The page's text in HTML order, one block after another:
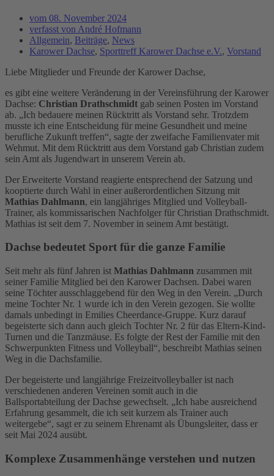
vom 08. November 2024
verfasst von André Hofmann
Allgemein, Beiträge, News
Karower Dachse, Sporttreff Karower Dachse e.V., Vorstand
Liebe Mitglieder und Freunde der Karower Dachse,
es gibt eine weitere Veränderung in der Vereinsführung der Karower
Dachse: Christian Drathschmidt gab seinen Posten im Vorstand
ab. „Ich bedauere meinen Rücktritt als Vorstand sehr. Trotzdem
musste ich eine Entscheidung für meine Gesundheit und meine
berufliche Zukunft treffen“, sagte der zweifache Familienvater mit
Wehmut. Mit dem Rücktritt aus dem Vorstand gab Christian zudem
sein Amt als Jugendwart in unserem Verein ab.
Der Erweiterte Vorstand reagierte entsprechend der Satzung und
kooptierte durch Wahl in einer außerordentlichen Sitzung mit
Mathias Dahlmann, ein langjähriges Mitglied und Volleyball-
Trainer, als kommissarischen Nachfolger für Christian Drathschmidt.
Mathias ist seit dem 7. November in seinem Amt bestätigt.
Dachse bedeutet Sport für die ganze Familie
Seit mehr als fünf Jahren ist Mathias Dahlmann zusammen mit
seiner Familie Mitglied bei den Karower Dachsen. Dabei waren
seine Töchter ausschlaggebend für den Weg in den Verein. „Durch
meine Tochter Nr. 1 wurde ich in den Verein gezogen. Sie wollte
damals unbedingt in Emilies Cheerdance-Gruppe. Kurz darauf
begeisterte sich dann auch gleich Tochter Nr. 2 für das Eltern-Kind-
Turnen und die Tanzmäuse. Es folgte der Rest der Familie mit den
Schwerpunkten Fitness und Volleyball“, beschreibt Mathias seinen
Weg in die Dachsfamilie.
Der begeisterte und langjährige Freizeitvolleyballer ist nach
verschiedenen anderen Vereinen somit auch in die
Ballsportabteilung der Dachse gewechselt. „Ich habe ausreichend
Erfahrung gesammelt, die ich seit kurzem als Trainer auch
weitergebe“, sagt er zu seinem Ehrenamt als Übungsleiter, dass er
seit Mai 2024 ausübt.
Komplexe Zusammenhänge verstehen und nutzen